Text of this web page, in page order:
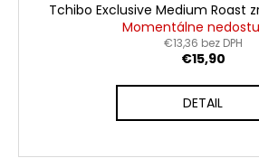
Tchibo Exclusive Medium Roast
Momentálne
€13,36 bez DPH
€15,90
DETAIL